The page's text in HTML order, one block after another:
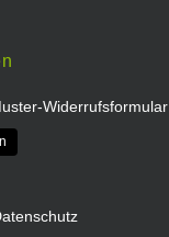
Widerrufsformular